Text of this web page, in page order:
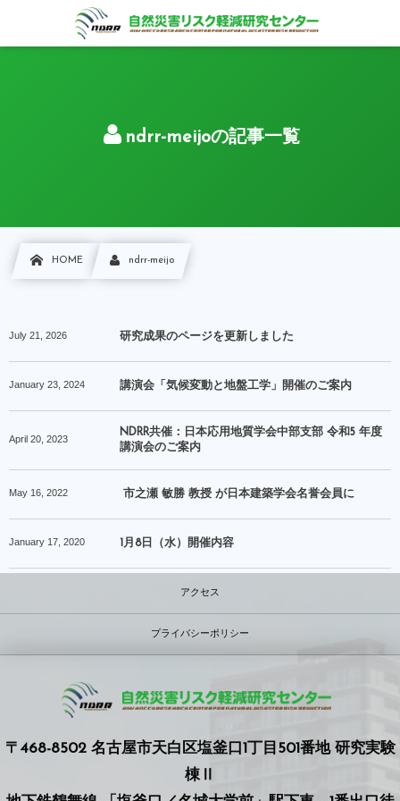
ndrr-meijoの記事一覧
HOME ndrr-meijo
July 21 2026 研究成果のページを更新しました
January 23 2024 講演会「気候変動と地盤工学」開催のご案内
April 20 2023
NDRR共催：日本応用地質学会中部支部 令和5 年度
講演会のご案内
May 16 2022 市之瀬 敏勝 教授 が日本建築学会名誉会員に
January 17 2020 1月8日（水）開催内容
アクセス
プライバシーポリシー
〒468-8502 名古屋市天白区塩釜口1丁目501番地 研究実験
棟Ⅱ